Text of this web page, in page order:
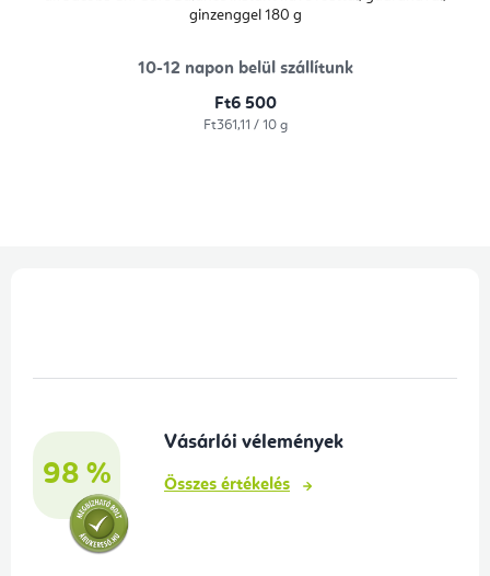
ginzenggel 180 g
értékelése
5-
csillag.
10-12 napon belül szállítunk
Ft6 500
Egységár:
Ft361,11 / 10 g
98 %
Vásárlói vélemények
Összes értékelés